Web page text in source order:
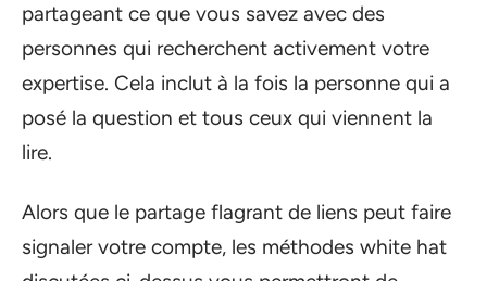
partageant ce que vous savez avec des
personnes qui recherchent activement votre
expertise. Cela inclut à la fois la personne qui a
posé la question et tous ceux qui viennent la
lire.
Alors que le partage flagrant de liens peut faire
signaler votre compte, les méthodes white hat